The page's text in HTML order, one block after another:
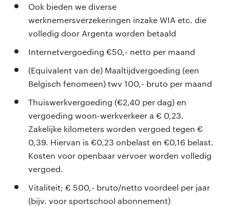
Ook bieden we diverse
werknemersverzekeringen inzake WIA etc. die
volledig door Argenta worden betaald
Internetvergoeding €50,- netto per maand
(Equivalent van de) Maaltijdvergoeding (een
Belgisch fenomeen) twv 100,- bruto per maand
Thuiswerkvergoeding (€2,40 per dag) en
vergoeding woon-werkverkeer a € 0,23.
Zakelijke kilometers worden vergoed tegen €
0,39. Hiervan is €0,23 onbelast en €0,16 belast.
Kosten voor openbaar vervoer worden volledig
vergoed.
Vitaliteit; € 500,- bruto/netto voordeel per jaar
(bijv. voor sportschool abonnement)